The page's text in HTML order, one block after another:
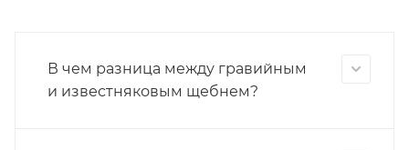
В чем разница между гравийным
и известняковым щебнем?